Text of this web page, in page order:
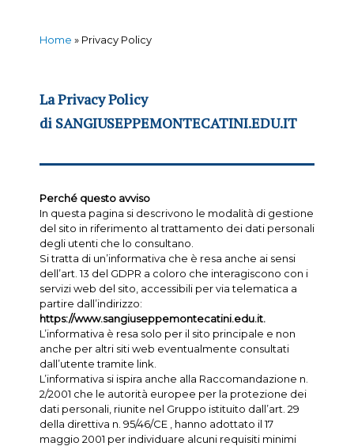
Home » Privacy Policy
La Privacy Policy
di SANGIUSEPPEMONTECATINI.EDU.IT
Perché questo avviso
In questa pagina si descrivono le modalità di gestione
del sito in riferimento al trattamento dei dati personali
degli utenti che lo consultano.
Si tratta di un’informativa che è resa anche ai sensi
dell’art. 13 del GDPR a coloro che interagiscono con i
servizi web del sito, accessibili per via telematica a
partire dall’indirizzo:
https://www.sangiuseppemontecatini.edu.it.
L’informativa è resa solo per il sito principale e non
anche per altri siti web eventualmente consultati
dall’utente tramite link.
L’informativa si ispira anche alla Raccomandazione n.
2/2001 che le autorità europee per la protezione dei
dati personali, riunite nel Gruppo istituito dall’art. 29
della direttiva n. 95/46/CE , hanno adottato il 17
maggio 2001 per individuare alcuni requisiti minimi